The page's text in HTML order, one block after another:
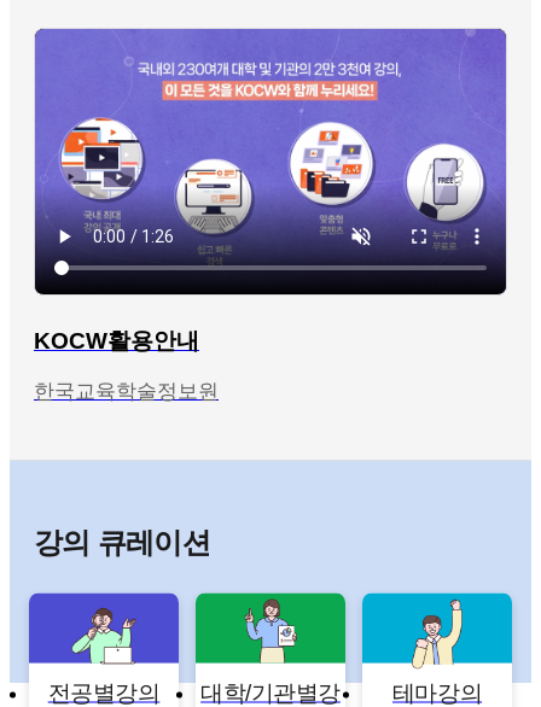
KOCW활용안내
한국교육학술정보원
강의 큐레이션
전공별강의
대학/기관별강
테마강의